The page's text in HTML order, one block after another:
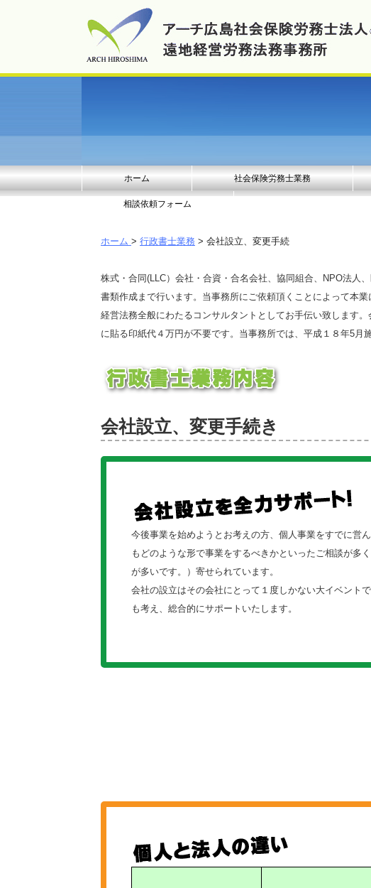
ホーム 社会保険労務士業務
相談依頼フォーム
ホーム > 行政書士業務 > 会社設立、変更手続
株式・合同(LLC）会社・合資・合名会社、協同組合、NPO法人
書類作成まで行います。当事務所にご依頼頂くことによって本
経営法務全般にわたるコンサルタントとしてお手伝い致します
に貼る印紙代４万円が不要です。当事務所では、平成１８年5月
会社設立、変更手続き
今後事業を始めようとお考えの方、個人事業をすでに営
もどのような形で事業をするべきかといったご相談が多
が多いです。）寄せられています。
会社の設立はその会社にとって１度しかない大イベント
も考え、総合的にサポートいたします。